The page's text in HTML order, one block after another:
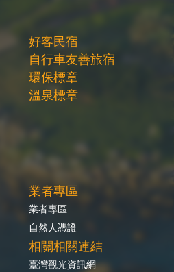
好客民宿
自行車友善旅宿
環保標章
溫泉標章
業者專區
業者專區
自然人憑證
相關相關連結
臺灣觀光資訊網